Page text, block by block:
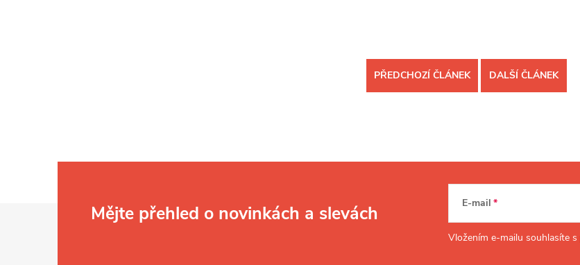
PŘEDCHOZÍ ČLÁNEK DALŠÍ ČLÁNEK
Mějte přehled o novinkách a slevách E-mail
Vložením e-mailu souhlasíte s